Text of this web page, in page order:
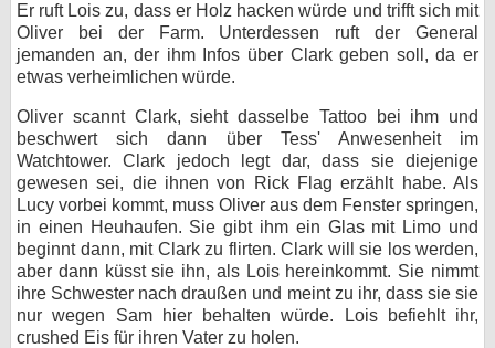
Er ruft Lois zu, dass er Holz hacken würde und trifft sich mit
Oliver bei der Farm. Unterdessen ruft der General
jemanden an, der ihm Infos über Clark geben soll, da er
etwas verheimlichen würde.
Oliver scannt Clark, sieht dasselbe Tattoo bei ihm und
beschwert sich dann über Tess' Anwesenheit im
Watchtower. Clark jedoch legt dar, dass sie diejenige
gewesen sei, die ihnen von Rick Flag erzählt habe. Als
Lucy vorbei kommt, muss Oliver aus dem Fenster springen,
in einen Heuhaufen. Sie gibt ihm ein Glas mit Limo und
beginnt dann, mit Clark zu flirten. Clark will sie los werden,
aber dann küsst sie ihn, als Lois hereinkommt. Sie nimmt
ihre Schwester nach draußen und meint zu ihr, dass sie sie
nur wegen Sam hier behalten würde. Lois befiehlt ihr,
crushed Eis für ihren Vater zu holen.